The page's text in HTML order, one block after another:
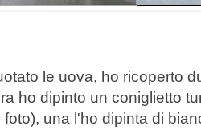
le uova, ho ricoperto
ho dipinto un coniglietto
foto), una l'ho dipinta di